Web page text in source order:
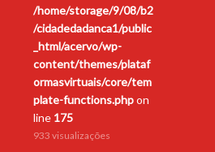
/home/storage/9/08/b2
/cidadedadanca1/public
_html/acervo/wp-
content/themes/plataf
ormasvirtuais/core/tem
plate-functions.phpon
line 175
933 visualizações